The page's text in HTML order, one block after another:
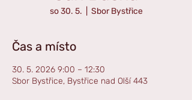
so 30. 5. Sbor Bystřice
Čas a místo
30. 5. 2026 9:00 – 12:30
Sbor Bystřice, Bystřice nad Olší 443